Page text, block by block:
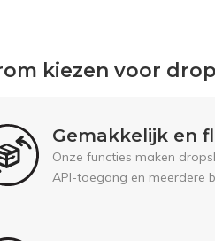
kiezen voor
Gemakkelijk en
Onze functies maken
API-toegang en meerdere